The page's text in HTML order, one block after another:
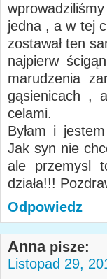
jedna , a w tej
zostawał ten
najpierw
marudzenia
gąsienicach ,
celami.
Byłam i
Jak syn nie
ale przemysl
działa!!!
Odpowiedz
Anna pisze:
Listopad 29,